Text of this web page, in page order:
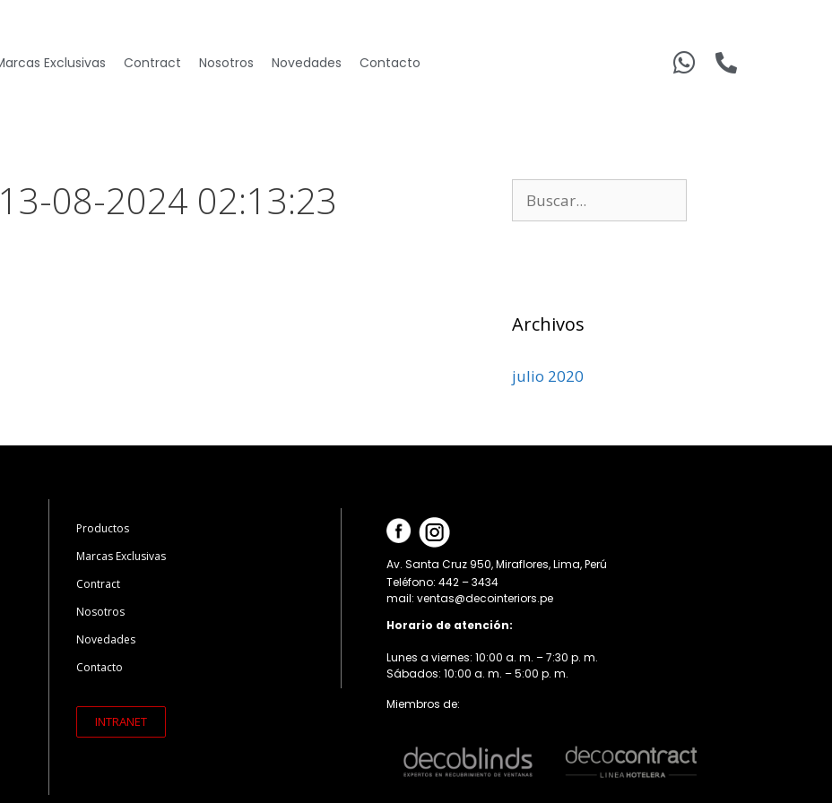
Exclusivas Contract Nosotros Novedades Contacto
08-2024 02:13:23
Archivos
julio 2020
Productos
Marcas Exclusivas
Contract
Nosotros
Novedades
Contacto
INTRANET
Av. Santa Cruz 950, Miraflores, Lima, Perú
Teléfono: 442 – 3434
mail: ventas@decointeriors.pe
Horario de atención:
Lunes a viernes: 10:00 a. m. – 7:30 p. m.
Sábados: 10:00 a. m. – 5:00 p. m.
Miembros de: